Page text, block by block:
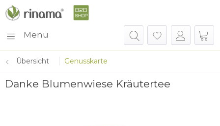
Menü
Übersicht Genusskarte
Danke Blumenwiese Kräutertee